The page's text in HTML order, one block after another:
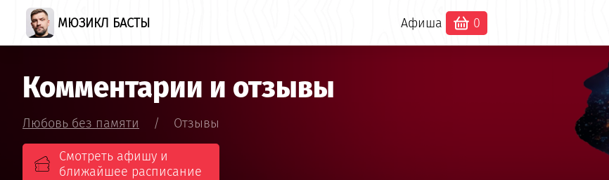
МЮЗИКЛ БАСТЫ Афиша 0
Комментарии и отзывы
Любовь без памяти / Отзывы
Смотреть афишу и
ближайшее расписание